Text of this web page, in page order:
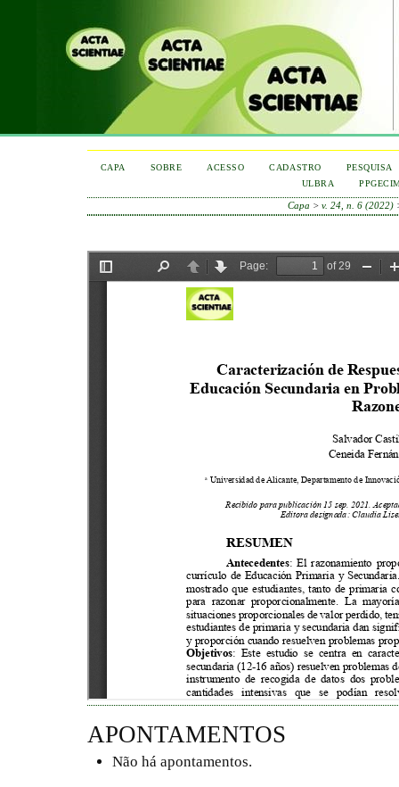
CAPA SOBRE ACESSO CADASTRO
PESQUISA
ULBRA
Capa >v. 24, n. 6 (2022)
APONTAMENTOS
Não há apontamentos.